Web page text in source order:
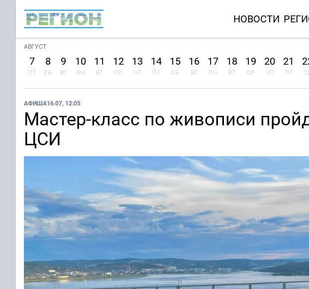
НОВОСТИ
АВГУСТ
7
ПТ
8
СБ
9
ВС
10
ПН
11
ВТ
12
СР
13
ЧТ
14
ПТ
15
СБ
16
ВС
17
ПН
18
ВТ
19
СР
20
ЧТ
21
ПТ
АФИША16.07, 12:05
Мастер-класс по живописи
ЦСИ